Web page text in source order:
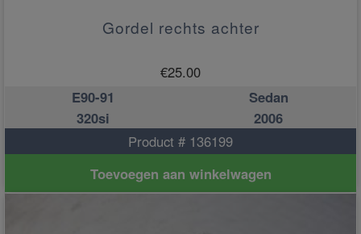
Gordel rechts achter
€25.00
E90-91
Sedan
320si
2006
Product # 136199
Toevoegen aan winkelwagen